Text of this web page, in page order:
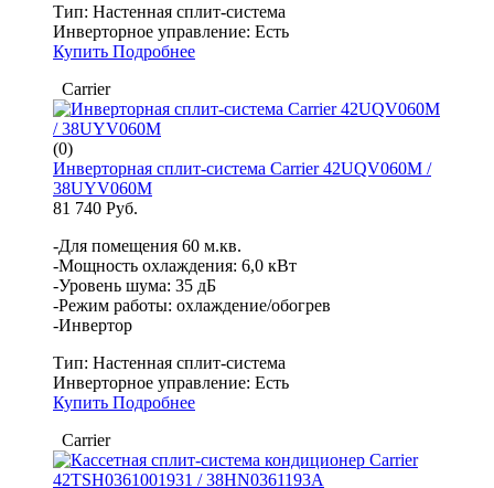
Тип: Настенная сплит-система
Инверторное управление: Есть
Купить Подробнее
Carrier
(0)
Инверторная сплит-система Carrier 42UQV060M /
38UYV060M
81 740 Руб.
-Для помещения 60 м.кв.
-Мощность охлаждения: 6,0 кВт
-Уровень шума: 35 дБ
-Режим работы: охлаждение/обогрев
-Инвертор
Тип: Настенная сплит-система
Инверторное управление: Есть
Купить Подробнее
Carrier